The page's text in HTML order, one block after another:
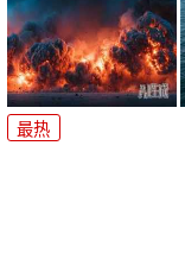
最热